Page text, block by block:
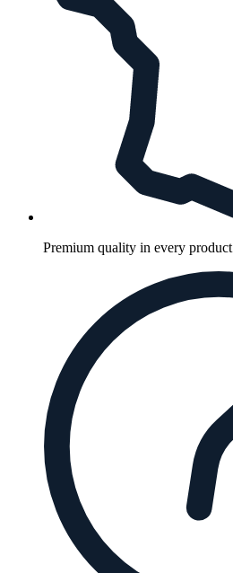
Premium quality in every product